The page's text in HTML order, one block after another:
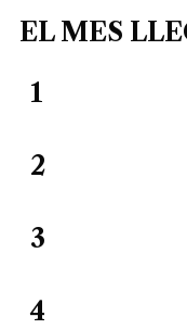
EL MES
1
2
3
4